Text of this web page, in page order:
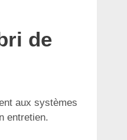
de
aux systèmes
entretien.